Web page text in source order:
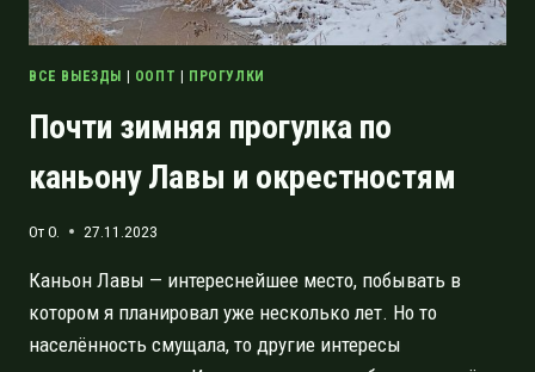
ВСЕ ВЫЕЗДЫ ООПТ ПРОГУЛКИ
Почти зимняя прогулка по
каньону Лавы и окрестностям
ОтO. 27.11.2023
Каньон Лавы — интереснейшее место, побывать в
котором я планировал уже несколько лет. Но то
населённость смущала, то другие интересы